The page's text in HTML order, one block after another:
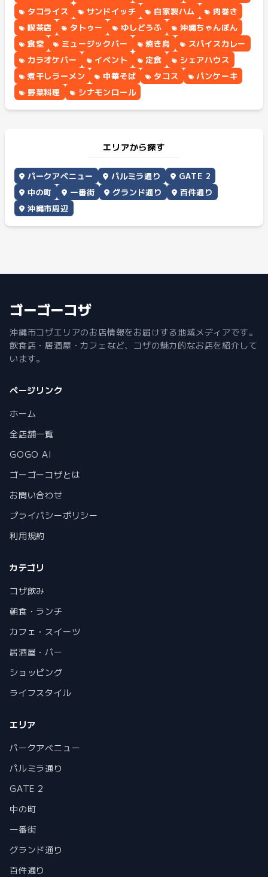
タコライス
サンドイッチ 自家製ハム
肉巻き
喫茶店
タトゥー ゆしどうふ
沖縄ちゃんぽん
食堂
ミュージックバー 焼き鳥
スパイスカレー
カラオケバー
イベント 定食
シェアハウス
煮干しラーメン
中華そば タコス
パンケーキ
野菜料理
シナモンロール
エリアから探す
パークアベニュー パルミラ通り
GATE 2
中の町
一番街 グランド通り
百件通り
沖縄市周辺
ゴーゴーコザ
沖縄市コザエリアのお店情報をお届けする地域メディアです。
飲食店・居酒屋・カフェなど、コザの魅力的なお店を紹介して
います。
ページリンク
ホーム
全店舗一覧
GOGO AI
ゴーゴーコザとは
お問い合わせ
プライバシーポリシー
利用規約
カテゴリ
コザ飲み
朝食・ランチ
カフェ・スイーツ
居酒屋・バー
ショッピング
ライフスタイル
エリア
パークアベニュー
パルミラ通り
GATE 2
中の町
一番街
グランド通り
百件通り